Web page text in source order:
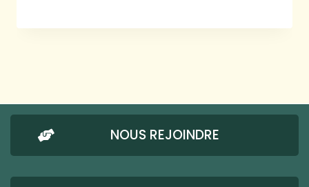
NOUS REJOINDRE